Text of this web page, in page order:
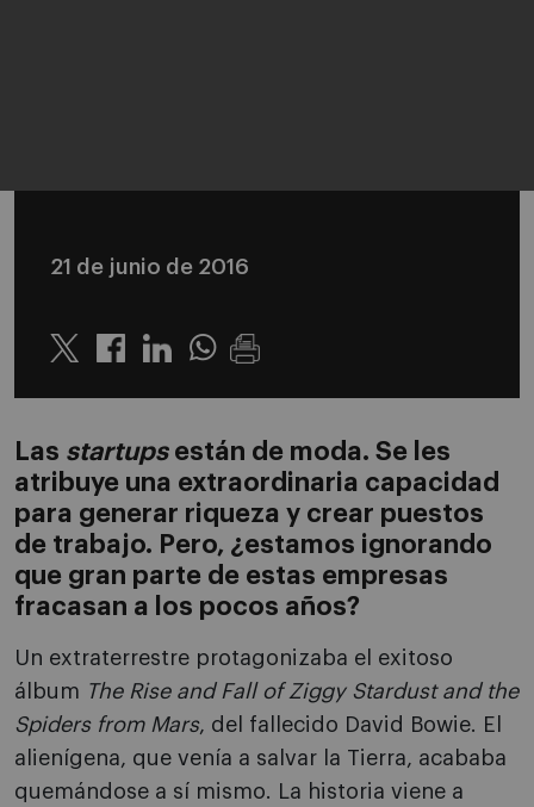
21 de junio de 2016
Twitter LinkedinWhatsapp
Las startupsestán de moda. Se les
atribuye una extraordinaria capacidad
para generar riqueza y crear puestos
de trabajo. Pero, ¿estamos ignorando
que gran parte de estas empresas
fracasan a los pocos años?
Un extraterrestre protagonizaba el exitoso
álbum The Rise and Fall of Ziggy Stardust and the
Spiders from Mars, del fallecido David Bowie. El
alienígena, que venía a salvar la Tierra, acababa
quemándose a sí mismo. La historia viene a